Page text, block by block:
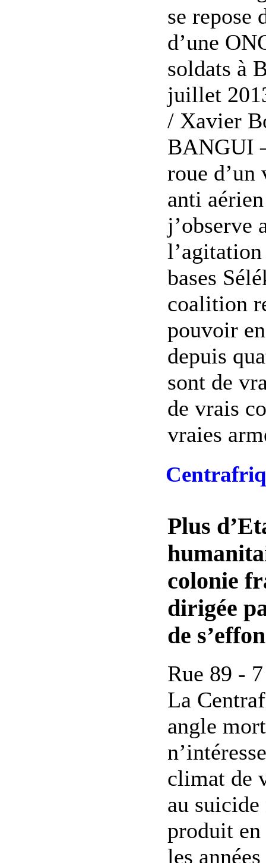
se repose
d’une
soldats à
juillet
/ Xavier
BANGUI
roue d’un
anti
j’observe
l’agitation
bases
coalition
pouvoir
depuis
sont de
de vrais
vraies
Plus
colonie
dirigée
de
Rue 89 -
La
angle
climat de
au suicide
produit
les